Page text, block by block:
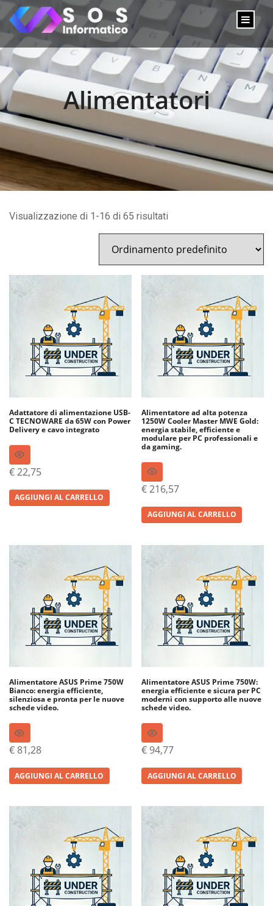
Alimentatori
Visualizzazione di 1-16 di 65 risultati
Adattatore di alimentazione USB-
C TECNOWARE da 65W con Power
Delivery e cavo integrato
€22,75
AGGIUNGI AL CARRELLO
Alimentatore ad alta potenza
1250W Cooler Master MWE Gold:
energia stabile, efficiente e
modulare per PC professionali e
da gaming.
€216,57
AGGIUNGI AL CARRELLO
Alimentatore ASUS Prime 750W
Bianco: energia efficiente,
silenziosa e pronta per le nuove
schede video.
€ 81,28
AGGIUNGI AL CARRELLO
Alimentatore ASUS Prime 750W:
energia efficiente e sicura per PC
moderni con supporto alle nuove
schede video.
€ 94,77
AGGIUNGI AL CARRELLO